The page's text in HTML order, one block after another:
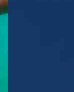
accepter »,
chaque
chacune
». En cliquant
que nous
sur votre
notre
produits,
déboguer,